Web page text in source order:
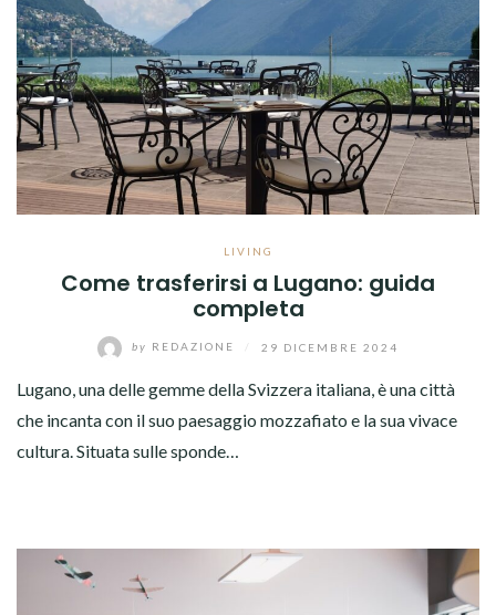
LIVING
Come trasferirsi a Lugano: guida
completa
by REDAZIONE 29 DICEMBRE 2024
Lugano, una delle gemme della Svizzera italiana, è una città
che incanta con il suo paesaggio mozzafiato e la sua vivace
cultura. Situata sulle sponde…